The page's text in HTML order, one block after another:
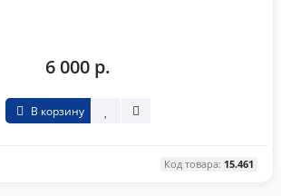
6 000 р.
В корзину
Код товара: 15.461